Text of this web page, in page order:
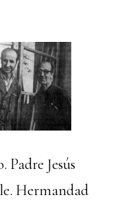
Jesús
Hermandad